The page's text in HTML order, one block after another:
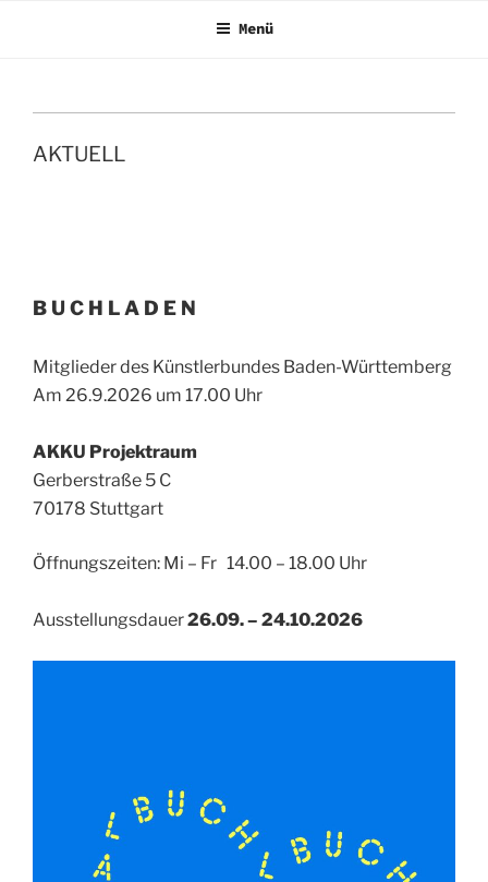
Menü
AKTUELL
B U C H L A D E N
Mitglieder des Künstlerbundes Baden-Württemberg
Am 26.9.2026 um 17.00 Uhr
AKKU Projektraum
Gerberstraße 5 C
70178 Stuttgart
Öffnungszeiten: Mi – Fr 14.00 – 18.00 Uhr
Ausstellungsdauer26.09. – 24.10.2026